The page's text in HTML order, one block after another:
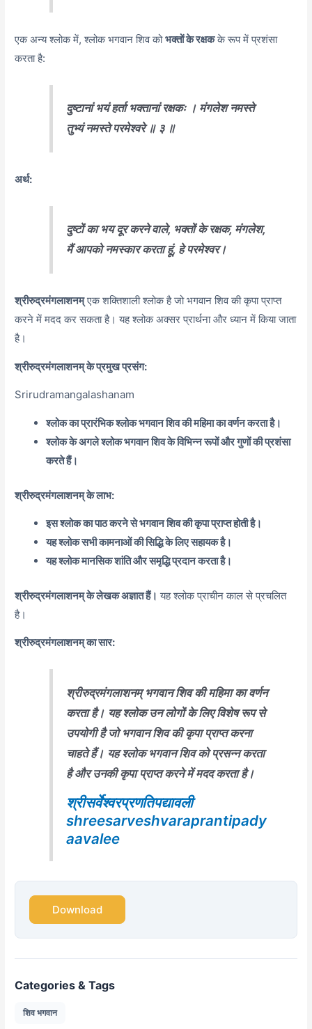
एक अन्य श्लोक में, श्लोक भगवान शिव कोभक्तों के रक्षकके रूप में प्रशंसा
करता है:
दुष्टानां भयं हर्ता भक्तानां रक्षकः । मंगलेश नमस्ते
तुभ्यं नमस्ते परमेश्वरे ॥ ३ ॥
अर्थ:
दुष्टों का भय दूर करने वाले, भक्तों के रक्षक, मंगलेश,
मैं आपको नमस्कार करता हूं, हे परमेश्वर।
श्रीरुद्रमंगलाशनम्एक शक्तिशाली श्लोक है जो भगवान शिव की कृपा प्राप्त
करने में मदद कर सकता है। यह श्लोक अक्सर प्रार्थना और ध्यान में किया जाता
है।
श्रीरुद्रमंगलाशनम् के प्रमुख प्रसंग:
Srirudramangalashanam
श्लोक का प्रारंभिक श्लोक भगवान शिव की महिमा का वर्णन करता है।
श्लोक के अगले श्लोक भगवान शिव के विभिन्न रूपों और गुणों की प्रशंसा
करते हैं।
श्रीरुद्रमंगलाशनम् के लाभ:
इस श्लोक का पाठ करने से भगवान शिव की कृपा प्राप्त होती है।
यह श्लोक सभी कामनाओं की सिद्धि के लिए सहायक है।
यह श्लोक मानसिक शांति और समृद्धि प्रदान करता है।
श्रीरुद्रमंगलाशनम् के लेखक अज्ञात हैं। यह श्लोक प्राचीन काल से प्रचलित
है।
श्रीरुद्रमंगलाशनम् का सार:
श्रीरुद्रमंगलाशनम् भगवान शिव की महिमा का वर्णन
करता है। यह श्लोक उन लोगों के लिए विशेष रूप से
उपयोगी है जो भगवान शिव की कृपा प्राप्त करना
चाहते हैं। यह श्लोक भगवान शिव को प्रसन्न करता
है और उनकी कृपा प्राप्त करने में मदद करता है।
श्रीसर्वेश्वरप्रणतिपद्यावली
shreesarveshvaraprantipady
aavalee
Download
Categories & Tags
शिव भगवान